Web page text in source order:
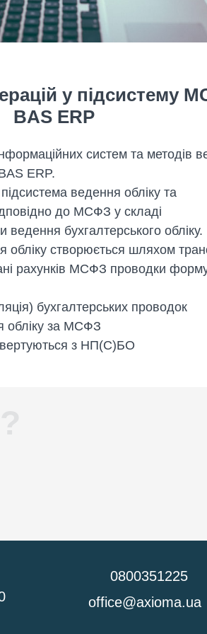
у підсистему
BAS ERP
систем та методів
ERP.
ведення обліку та
до МСФЗ у складі
ведення бухгалтерського обліку.
створюється шляхом
рахунків МСФЗ проводки
бухгалтерських проводок
обліку за МСФЗ
з НП(С)БО
0800351225
office@axioma.ua